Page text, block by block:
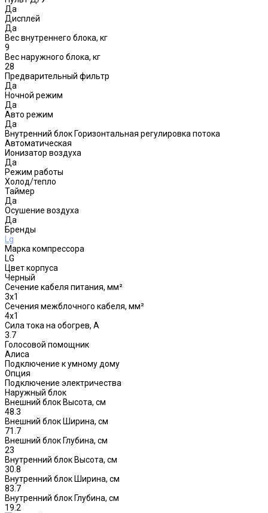
Да
Дисплей
Да
Вес внутреннего блока, кг
9
Вес наружного блока, кг
28
Предварительный фильтр
Да
Ночной режим
Да
Авто режим
Да
Внутренний блок Горизонтальная регулировка потока
Автоматическая
Ионизатор воздуха
Да
Режим работы
Холод/тепло
Таймер
Да
Осушение воздуха
Да
Бренды
Lg
Марка компрессора
LG
Цвет корпуса
Черный
Сечение кабеля питания, мм²
3x1
Сечения межблочного кабеля, мм²
4х1
Сила тока на обогрев, А
3.7
Голосовой помощник
Алиса
Подключение к умному дому
Опция
Подключение электричества
Наружный блок
Внешний блок Высота, см
48.3
Внешний блок Ширина, см
71.7
Внешний блок Глубина, см
23
Внутренний блок Высота, см
30.8
Внутренний блок Ширина, см
83.7
Внутренний блок Глубина, см
19.2